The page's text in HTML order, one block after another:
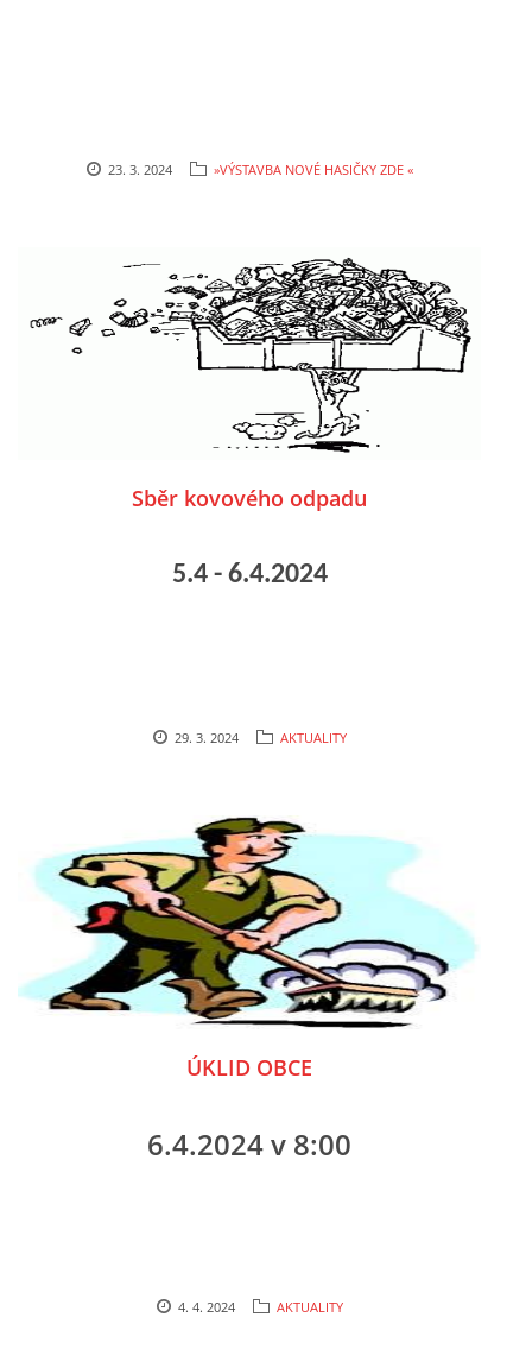
23. 3. 2024 »VÝSTAVBA NOVÉ HASIČKY ZDE «
Sběr kovového odpadu
5.4 - 6.4.2024
29. 3. 2024 AKTUALITY
ÚKLID OBCE
6.4.2024 v 8:00
4. 4. 2024 AKTUALITY